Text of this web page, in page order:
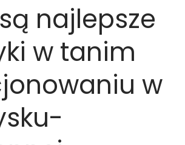
najlepsze
w tanim
w